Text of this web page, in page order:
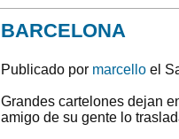
BARCELONA
Publicado por marcello el
Grandes cartelones dejan
amigo de su gente lo